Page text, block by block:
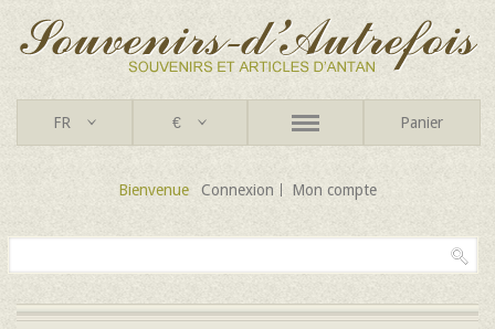
FR € Panier
Bienvenue Connexion Mon compte